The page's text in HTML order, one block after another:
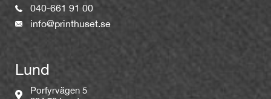
040-661 91 00
info@printhuset.se
Lund
Porfyrvägen 5